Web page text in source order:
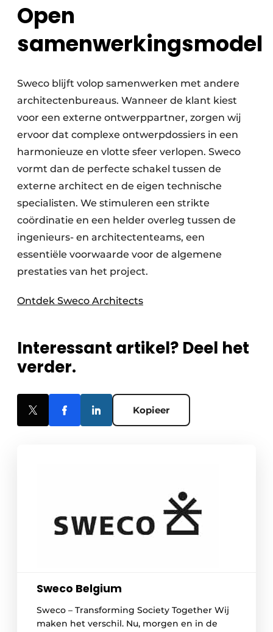
Open
samenwerkingsmodel
Sweco blijft volop samenwerken met andere
architectenbureaus. Wanneer de klant kiest
voor een externe ontwerppartner, zorgen wij
ervoor dat complexe ontwerpdossiers in een
harmonieuze en vlotte sfeer verlopen. Sweco
vormt dan de perfecte schakel tussen de
externe architect en de eigen technische
specialisten. We stimuleren een strikte
coördinatie en een helder overleg tussen de
ingenieurs- en architectenteams, een
essentiële voorwaarde voor de algemene
prestaties van het project.
Ontdek Sweco Architects
Interessant artikel? Deel het
verder.
Kopieer
Sweco Belgium
Sweco – Transforming Society Together Wij
maken het verschil. Nu, morgen en in de